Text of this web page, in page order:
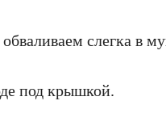
слегка в
под крышкой.